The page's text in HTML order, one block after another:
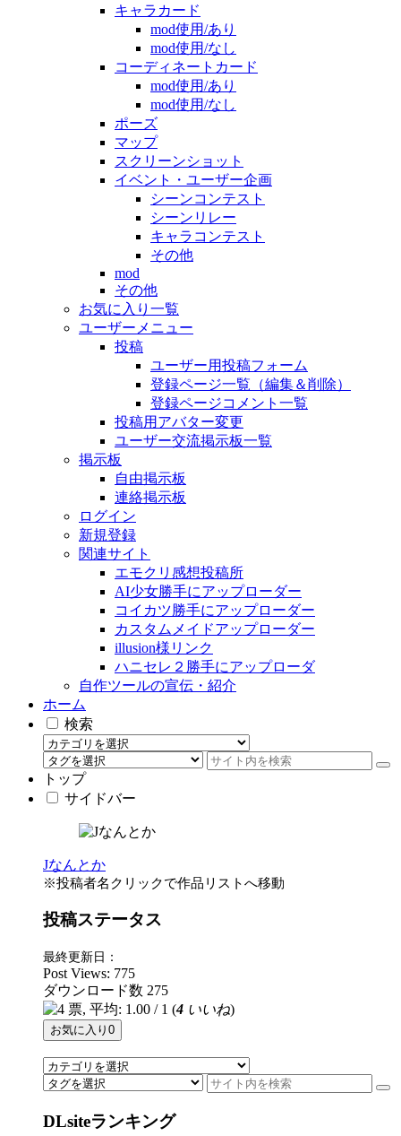
キャラカード
mod使用/あり
mod使用/なし
コーディネートカード
mod使用/あり
mod使用/なし
ポーズ
マップ
スクリーンショット
イベント・ユーザー企画
シーンコンテスト
シーンリレー
キャラコンテスト
その他
mod
その他
お気に入り一覧
ユーザーメニュー
投稿
ユーザー用投稿フォーム
登録ページ一覧（編集＆削除）
登録ページコメント一覧
投稿用アバター変更
ユーザー交流掲示板一覧
掲示板
自由掲示板
連絡掲示板
ログイン
新規登録
関連サイト
エモクリ感想投稿所
AI少女勝手にアップローダー
コイカツ勝手にアップローダー
カスタムメイドアップローダー
illusion様リンク
ハニセレ２勝手にアップローダ
自作ツールの宣伝・紹介
ホーム
検索
トップ
サイドバー
Jなんとか
※投稿者名クリックで作品リストへ移動
投稿ステータス
最終更新日：
Post Views: 775
ダウンロード数 275
(4 いいね)
お気に入り 0
DLsiteランキング